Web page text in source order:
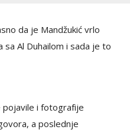
da je Mandžukić vrlo
Al Duhailom i sada je to
pojavile i fotografije
a poslednje